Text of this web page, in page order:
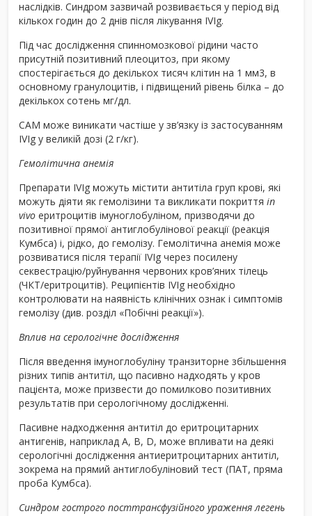
наслідків. Синдром зазвичай розвивається у період від
кількох годин до 2 днів після лікування IVIg.
Під час дослідження спинномозкової рідини часто
присутній позитивний плеоцитоз, при якому
спостерігається до декількох тисяч клітин на 1 мм3, в
основному гранулоцитів, і підвищений рівень білка – до
декількох сотень мг/дл.
САМ може виникати частіше у зв’язку із застосуванням
IVIg у великій дозі (2 г/кг).
Гемолітична анемія
Препарати IVIg можуть містити антитіла груп крові, які
можуть діяти як гемолізини та викликати покриття in
vivo еритроцитів імуноглобуліном, призводячи до
позитивної прямої антиглобулінової реакції (реакція
Кумбса) і, рідко, до гемолізу. Гемолітична анемія може
розвиватися після терапії IVIg через посилену
секвестрацію/руйнування червоних кров’яних тілець
(ЧКТ/еритроцитів). Реципієнтів IVIg необхідно
контролювати на наявність клінічних ознак і симптомів
гемолізу (див. розділ «Побічні реакції»).
Вплив на серологічне дослідження
Після введення імуноглобуліну транзиторне збільшення
різних типів антитіл, що пасивно надходять у кров
пацієнта, може призвести до помилково позитивних
результатів при серологічному дослідженні.
Пасивне надходження антитіл до еритроцитарних
антигенів, наприклад А, B, D, може впливати на деякі
серологічні дослідження антиеритроцитарних антитіл,
зокрема на прямий антиглобуліновий тест (ПАТ, пряма
проба Кумбса).
Синдром гострого посттрансфузійного ураження легень